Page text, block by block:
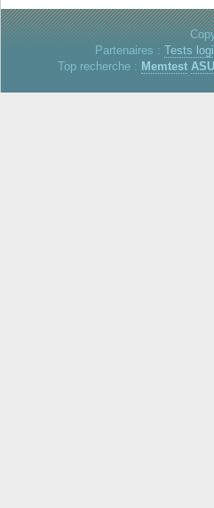
Partenaires : Tests
Top recherche : Memtest